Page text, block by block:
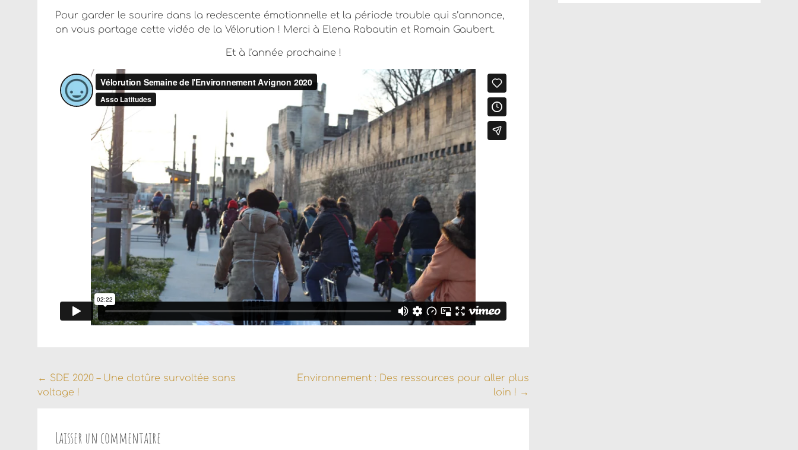
Pour garder le sourire dans la redescente émotionnelle et la période trouble qui s’annonce,
on vous partage cette vidéo de la Vélorution ! Merci à Elena Rabautin et Romain Gaubert.
Et à l’année prochaine !
Navigation
de
← SDE 2020 – Une clotûre survoltée sans
voltage !
Environnement : Des ressources pour aller plus
loin ! →
Laisser un commentaire